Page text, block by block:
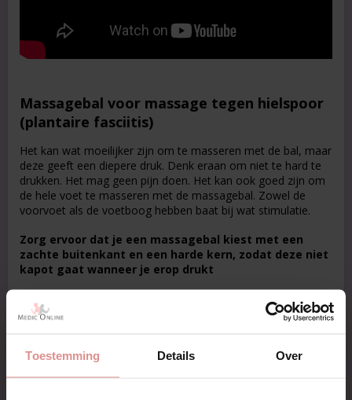
Toestemming Details Over
Massagebal voor massage tegen hielspoor
(plantaire fasciitis)
Het kan wat moeilijker zijn om te masseren met de bal, maar
deze geeft een diepere druk. Denk eraan om niet te hard te
drukken. Het mag geen pijn doen. Het kan ook goed zijn om
de hele voet te masseren met de massagebal. Zowel de
voorvoet als de voetboog hebben baat bij wat stimulatie.
Zorg ervoor dat je een massagebal kiest met een
zachte buitenkant en een harde kern, zodat deze niet
kapot gaat wanneer je erop drukt